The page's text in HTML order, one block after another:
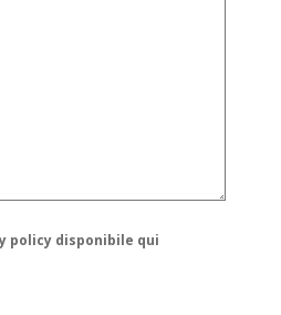
policy disponibile qui